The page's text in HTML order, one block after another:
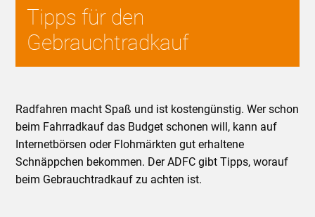
Tipps für den
Gebrauchtradkauf
Radfahren macht Spaß und ist kostengünstig. Wer schon
beim Fahrradkauf das Budget schonen will, kann auf
Internetbörsen oder Flohmärkten gut erhaltene
Schnäppchen bekommen. Der ADFC gibt Tipps, worauf
beim Gebrauchtradkauf zu achten ist.